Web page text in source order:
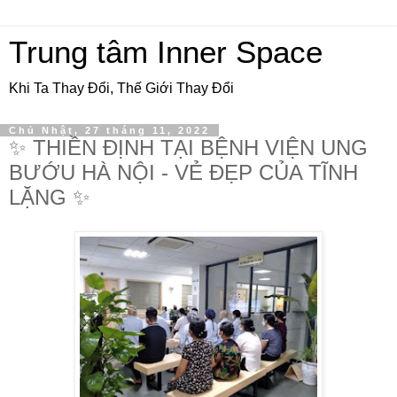
Trung tâm Inner Space
Khi Ta Thay Đổi, Thế Giới Thay Đổi
Chủ Nhật, 27 tháng 11, 2022
✨ THIỀN ĐỊNH TẠI BỆNH VIỆN UNG
BƯỚU HÀ NỘI - VẺ ĐẸP CỦA TĨNH
LẶNG ✨